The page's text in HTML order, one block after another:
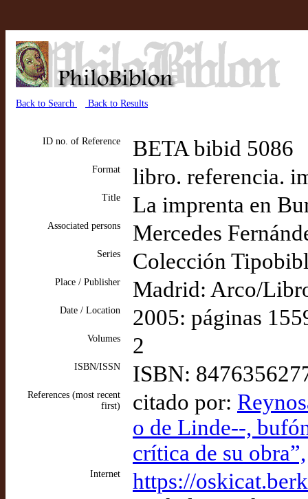
Back to Search Back to Results
ID no. of Reference BETA bibid 5086
Format libro. referencia.
Title La imprenta en
Associated persons Mercedes
Series Colección
Place / Publisher Madrid: Arco/
Date / Location 2005: páginas
Volumes 2
ISBN/ISSN ISBN:
References (most recent
first)
citado por:
o de Linde--,
crítica de su obra”,
Internet
https://